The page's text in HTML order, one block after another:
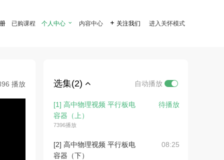
已购课程 个人中心  内容中心  关注我们 进入关怀模式
播放 选集(2) 自动播放
[1] 高中物理视频 平行板电
容器（上）
7396播放
待播放
[2] 高中物理视频 平行板电
容器（下）
08:25